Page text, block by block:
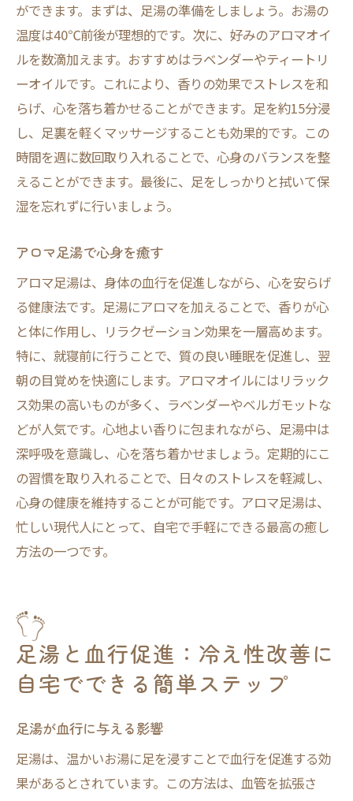
ができます。まずは、足湯の準備をしましょう。お湯の
温度は40℃前後が理想的です。次に、好みのアロマオイ
ルを数滴加えます。おすすめはラベンダーやティートリ
ーオイルです。これにより、香りの効果でストレスを和
らげ、心を落ち着かせることができます。足を約15分浸
し、足裏を軽くマッサージすることも効果的です。この
時間を週に数回取り入れることで、心身のバランスを整
えることができます。最後に、足をしっかりと拭いて保
湿を忘れずに行いましょう。
アロマ足湯で心身を癒す
アロマ足湯は、身体の血行を促進しながら、心を安らげ
る健康法です。足湯にアロマを加えることで、香りが心
と体に作用し、リラクゼーション効果を一層高めます。
特に、就寝前に行うことで、質の良い睡眠を促進し、翌
朝の目覚めを快適にします。アロマオイルにはリラック
ス効果の高いものが多く、ラベンダーやベルガモットな
どが人気です。心地よい香りに包まれながら、足湯中は
深呼吸を意識し、心を落ち着かせましょう。定期的にこ
の習慣を取り入れることで、日々のストレスを軽減し、
心身の健康を維持することが可能です。アロマ足湯は、
忙しい現代人にとって、自宅で手軽にできる最高の癒し
方法の一つです。
足湯と血行促進：冷え性改善に
自宅でできる簡単ステップ
足湯が血行に与える影響
足湯は、温かいお湯に足を浸すことで血行を促進する効
果があるとされています。この方法は、血管を拡張さ